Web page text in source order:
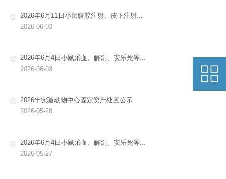
2026年6月11日小鼠腹腔注射、皮下注射...
2026-06-03
2026年6月4日小鼠采血、解剖、安乐死等...
2026-06-03
2026年实验动物中心固定资产处置公示
2026-05-28
2026年6月4日小鼠采血、解剖、安乐死等...
2026-05-27